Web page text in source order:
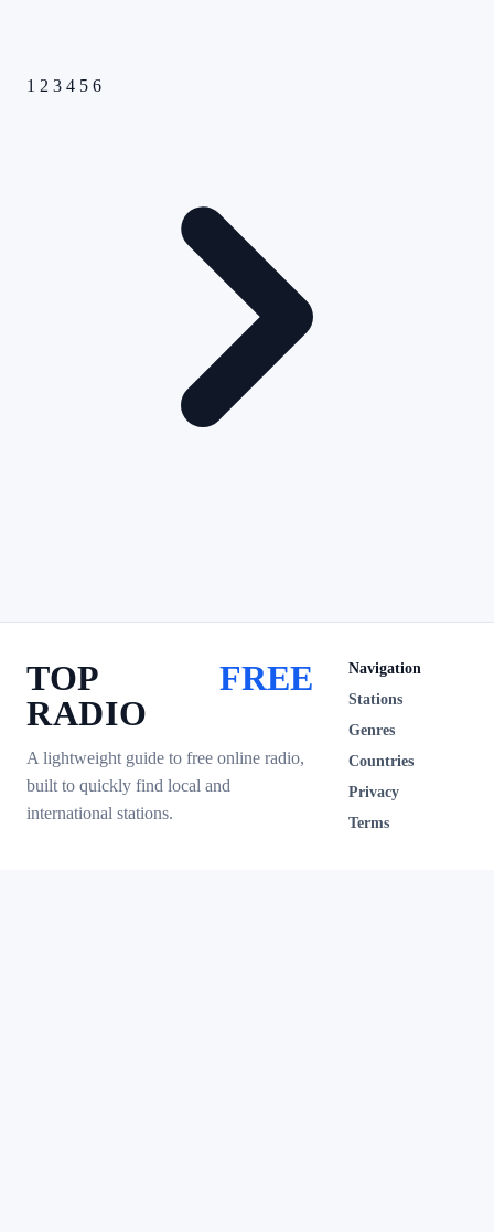
1 2 3 4 5 6
TOP
RADIO
FREE
A lightweight guide to free online radio,
built to quickly find local and
international stations.
Navigation
Stations
Genres
Countries
Privacy
Terms